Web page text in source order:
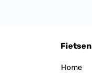
Fietsen
Home